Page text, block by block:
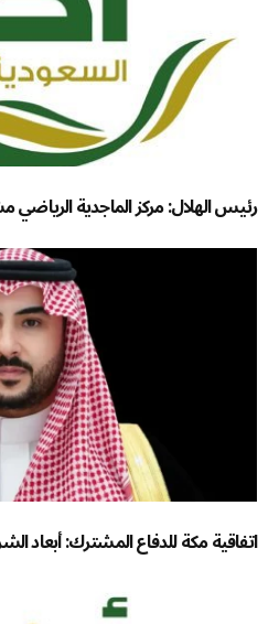
رئيس الهلال: مركز الماجدية
اتفاقية مكة للدفاع المشترك: أبعاد